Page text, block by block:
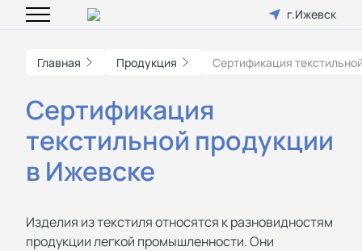
г.Ижевск
Главная Продукция Cертификация
Cертификация
текстильной продукции
в Ижевске
Изделия из текстиля относятся к разновидностям
продукции легкой промышленности. Они